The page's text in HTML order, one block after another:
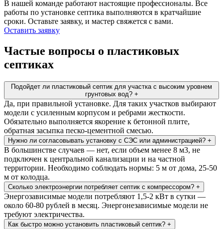
В нашей команде работают настоящие профессионалы. Все
работы по установке септика выполняются в кратчайшие
сроки. Оставьте заявку, и мастер свяжется с вами.
Оставить заявку
Частые вопросы о пластиковых
септиках
Подойдет ли пластиковый септик для участка с высоким уровнем
грунтовых вод? +
Да, при правильной установке. Для таких участков выбирают
модели с усиленным корпусом и ребрами жесткости.
Обязательно выполняется якорение к бетонной плите,
обратная засыпка песко-цементной смесью.
Нужно ли согласовывать установку с СЭС или администрацией? +
В большинстве случаев — нет, если объем менее 8 м3, не
подключен к центральной канализации и на частной
территории. Необходимо соблюдать нормы: 5 м от дома, 25-50
м от колодца.
Сколько электроэнергии потребляет септик с компрессором? +
Энергозависимые модели потребляют 1,5-2 кВт в сутки —
около 60-80 рублей в месяц. Энергонезависимые модели не
требуют электричества.
Как быстро можно установить пластиковый септик? +